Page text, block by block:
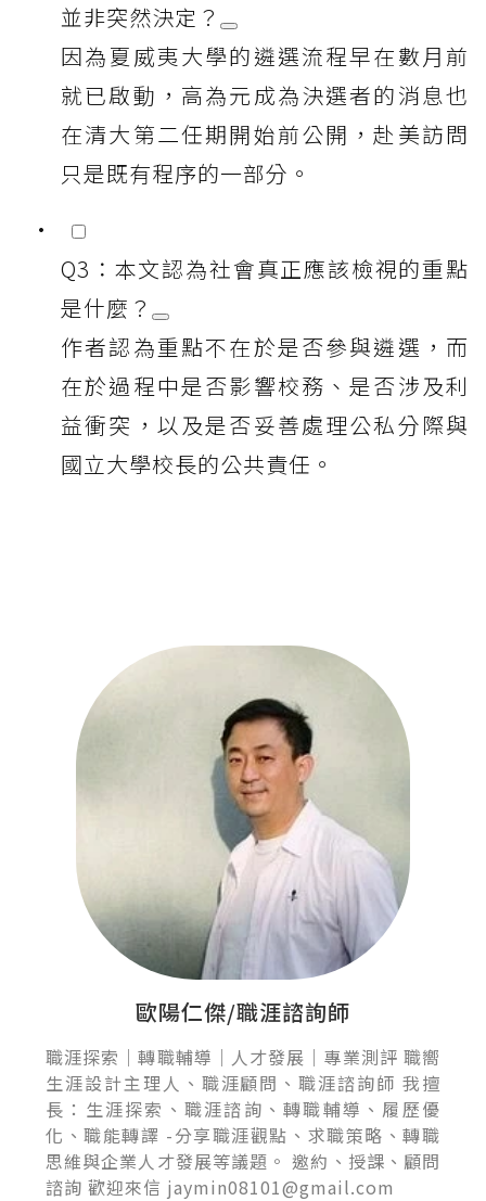
並非突然決定？
因為夏威夷大學的遴選流程早在數月前
就已啟動，高為元成為決選者的消息也
在清大第二任期開始前公開，赴美訪問
只是既有程序的一部分。
Q3：本文認為社會真正應該檢視的重點
是什麼？
作者認為重點不在於是否參與遴選，而
在於過程中是否影響校務、是否涉及利
益衝突，以及是否妥善處理公私分際與
國立大學校長的公共責任。
歐陽仁傑/職涯諮詢師
職涯探索｜轉職輔導｜人才發展｜專業測評 職嚮
生涯設計主理人、職涯顧問、職涯諮詢師 我擅
長：生涯探索、職涯諮詢、轉職輔導、履歷優
化、職能轉譯 -分享職涯觀點、求職策略、轉職
思維與企業人才發展等議題。 邀約、授課、顧問
諮詢 歡迎來信 jaymin08101@gmail.com